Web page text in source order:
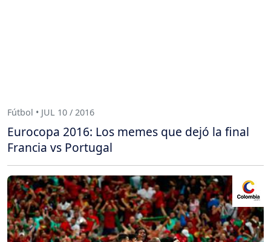
Fútbol • JUL 10 / 2016
Eurocopa 2016: Los memes que dejó la final
Francia vs Portugal